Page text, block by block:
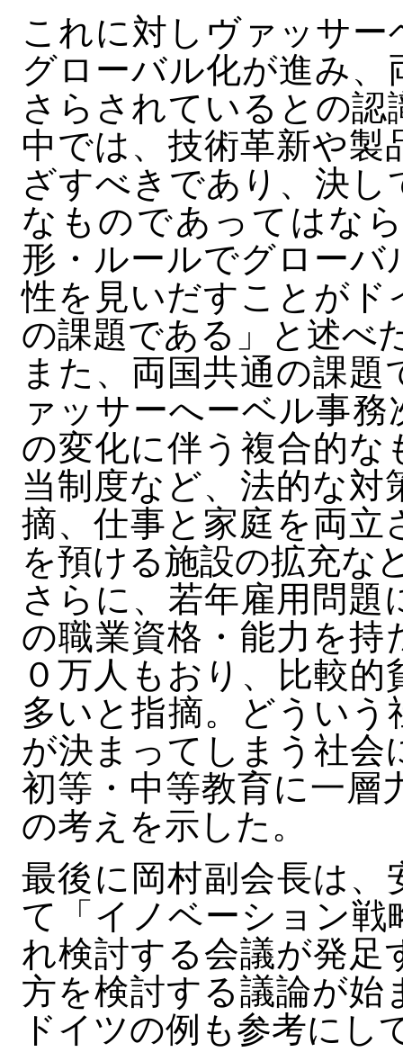
これに対しヴァッサ
グローバル化が進み
さらされているとの
中では、技術革新や
ざすべきであり、決
なものであってはな
形・ルールでグロー
性を見いだすことがド
の課題である」と述べ
また、両国共通の課
ァッサーへーベル事
の変化に伴う複合的な
当制度など、法的な
摘、仕事と家庭を両立
を預ける施設の拡充な
さらに、若年雇用問
の職業資格・能力を持
０万人もおり、比較
多いと指摘。どうい
が決まってしまう社
初等・中等教育に一層
の考えを示した。
最後に岡村副会長は、
て「イノベーション戦
れ検討する会議が発足
方を検討する議論が始
ドイツの例も参考にし